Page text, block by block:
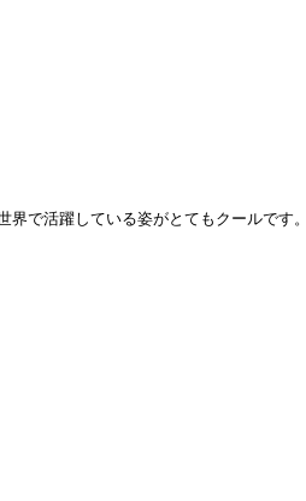
界で活躍している姿がとてもクールです